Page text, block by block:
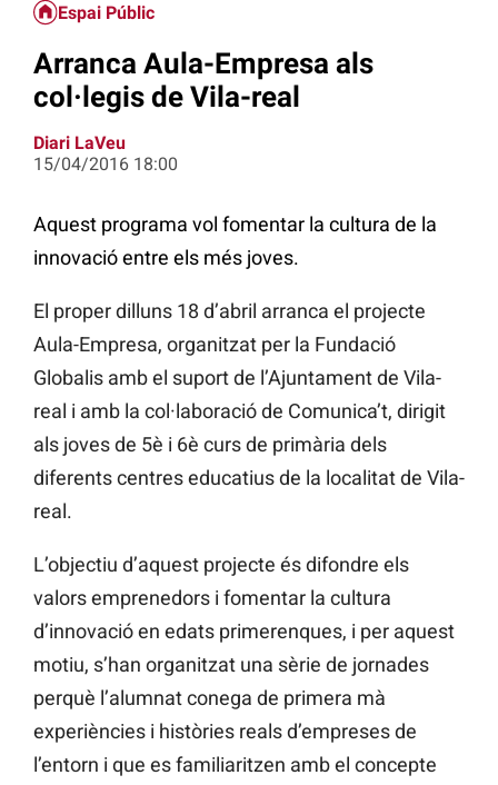
Espai Públic
Arranca Aula-Empresa als
col·legis de Vila-real
Diari LaVeu
15/04/2016 18:00
Aquest programa vol fomentar la cultura de la
innovació entre els més joves.
El proper dilluns 18 d’abril arranca el projecte
Aula-Empresa, organitzat per la Fundació
Globalis amb el suport de l’Ajuntament de Vila-
real i amb la col·laboració de Comunica’t, dirigit
als joves de 5è i 6è curs de primària dels
diferents centres educatius de la localitat de Vila-
real.
L’objectiu d’aquest projecte és difondre els
valors emprenedors i fomentar la cultura
d’innovació en edats primerenques, i per aquest
motiu, s’han organitzat una sèrie de jornades
perquè l’alumnat conega de primera mà
experiències i històries reals d’empreses de
l’entorn i que es familiaritzen amb el concepte